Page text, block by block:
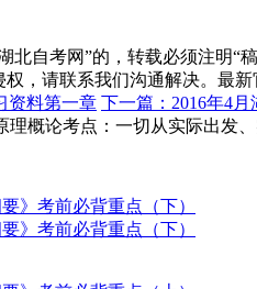
北自考网”的，转载必须注明“
，请联系我们沟通解决。最
资料第一章 下一篇：2016年4
理概论考点：一切从实际出发
》考前必背重点（下）
》考前必背重点（下）